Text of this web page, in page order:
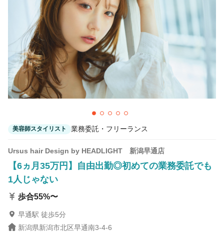
美容師スタイリスト 業務委託・フリーランス
Ursus hair Design by HEADLIGHT 新潟早通店
【6ヵ月35万円】自由出勤◎初めての業務委託でも
1人じゃない
歩合55%〜
早通駅 徒歩5分
新潟県新潟市北区早通南3-4-6